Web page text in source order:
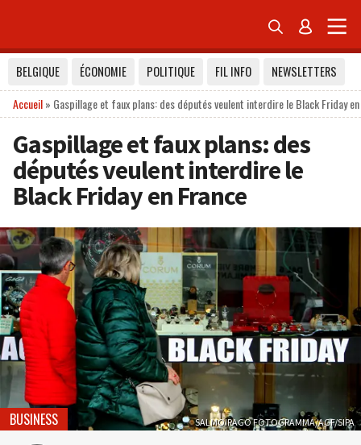
 
BELGIQUE ÉCONOMIE POLITIQUE FIL INFO
NEWSLETTERS
Accueil» Gaspillage et faux plans: des députés veulent interdire le Black Friday
Gaspillage et faux plans: des
députés veulent interdire le
Black Friday en France
SALMOIRAGO FOTOGRAMMA/AGF/SIPA
BUSINESS